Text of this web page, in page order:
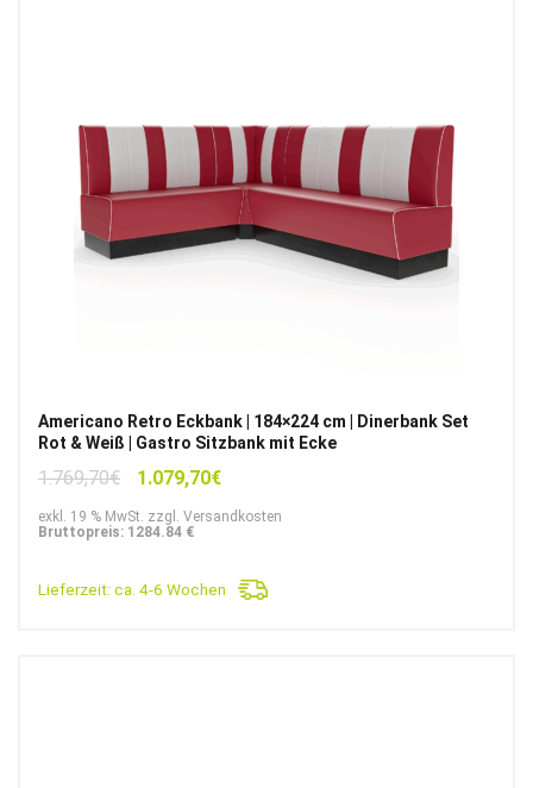
Americano Retro Eckbank | 184×224 cm | Dinerbank Set
Rot & Weiß | Gastro Sitzbank mit Ecke
1.769,70€
Ursprünglicher
war:
1.079,70€Aktueller
ist:
exkl. 19 % MwSt. zzgl. Versandkosten
Bruttopreis: 1284.84 €
Lieferzeit: ca. 4-6 Wochen